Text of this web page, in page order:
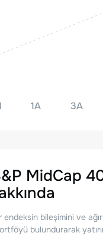
1A 3A
MidCap
bileşimini ve
bulundurarak